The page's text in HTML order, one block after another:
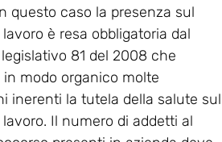
questo caso la presenza sul
è resa obbligatoria dal
81 del 2008 che
modo organico molte
inerenti la tutela della salute sul
Il numero di addetti al